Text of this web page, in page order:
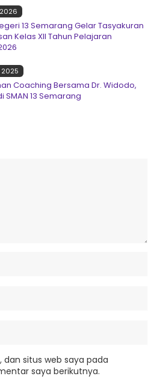
13 Semarang Gelar Tasyakuran
Kelas XII Tahun Pelajaran
2025
Coaching Bersama Dr. Widodo,
SMAN 13 Semarang
situs web saya pada
saya berikutnya.